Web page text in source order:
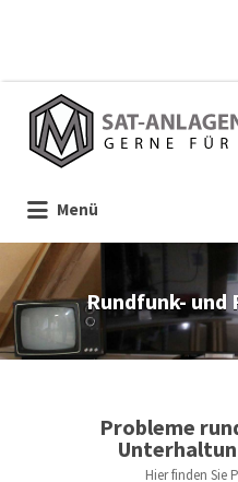
Suchen
nach:
Menü
Rundfunk- und
Probleme
Hier finden Sie